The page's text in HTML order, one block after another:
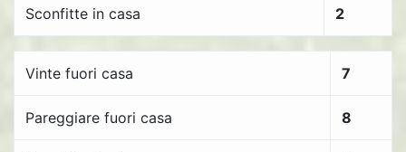
Sconfitte in casa 2
Vinte fuori casa 7
Pareggiare fuori casa 8